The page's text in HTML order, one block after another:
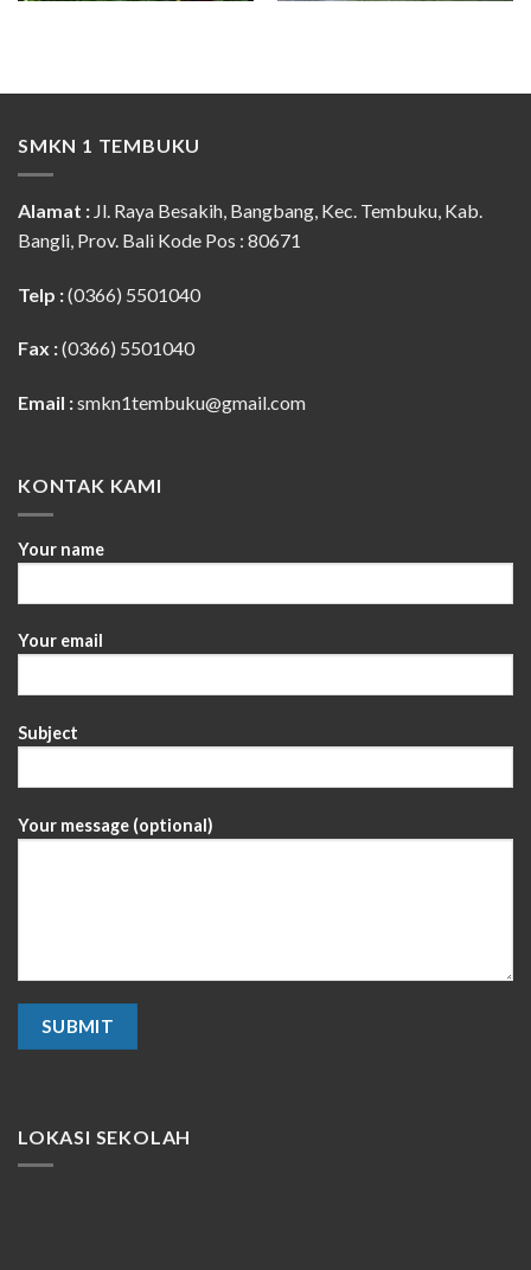
SMKN 1 TEMBUKU
Alamat : Jl. Raya Besakih, Bangbang, Kec. Tembuku, Kab.
Bangli, Prov. Bali Kode Pos : 80671
Telp :(0366) 5501040
Fax :(0366) 5501040
Email :smkn1tembuku@gmail.com
KONTAK KAMI
Your name
Your email
Subject
Your message (optional)
LOKASI SEKOLAH